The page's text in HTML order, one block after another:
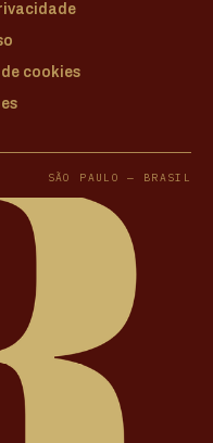
cookies
SÃO PAULO — BRASIL